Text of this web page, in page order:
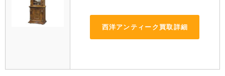
西洋アンティーク買取詳細